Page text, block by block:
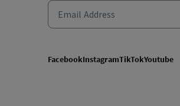
FacebookInstagramTikTokYoutube